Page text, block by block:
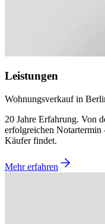
Leistungen
Wohnungsverkauf in
20 Jahre Erfahrung. Von
erfolgreichen Notartermin
Käufer findet.
Mehr erfahren